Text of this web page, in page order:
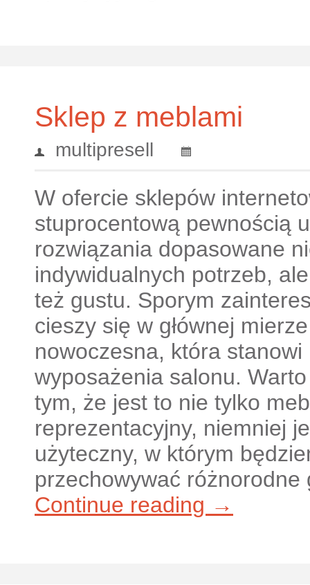
Sklep z meblami
multipresell
W ofercie sklepów
stuprocentową pewnością
rozwiązania dopasowane
indywidualnych potrzeb,
też gustu. Sporym
cieszy się w głównej
nowoczesna, która stanowi
wyposażenia salonu.
tym, że jest to nie tylko
reprezentacyjny, niemniej
użyteczny, w którym
przechowywać różnorodne
Continue reading →